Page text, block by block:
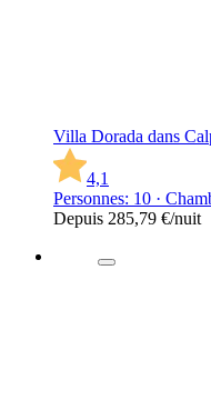
Villa Dorada dans
4,1
Personnes: 10 ·
Depuis 285,79 €/nuit